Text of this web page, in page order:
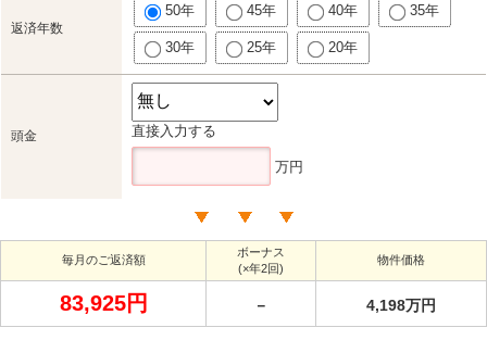
返済年数
50年 45年 40年 35年
30年 25年 20年
頭金 直接入力する
万円
毎月のご返済額
ボーナス
(×年2回)
物件価格
83,925円 － 4,198万円